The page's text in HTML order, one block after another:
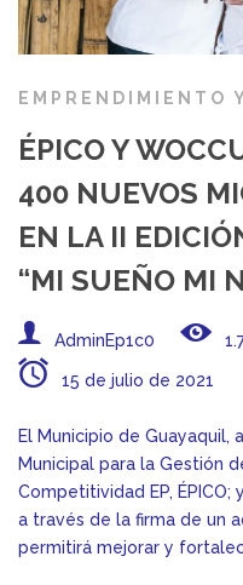
EMPRENDIMIENTO
ÉPICO Y
400 NUEVOS
EN LA II
“MI SUEÑO MI
AdminEp1c0
15 de julio de 2021
El Municipio de Guayaquil,
Municipal para la Gestión
Competitividad EP, ÉPICO;
a través de la firma de un
permitirá mejorar y